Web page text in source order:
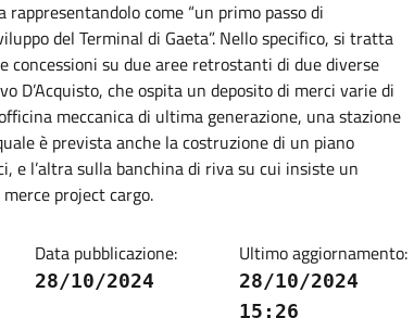
rappresentandolo come “un primo passo di
del Terminal di Gaeta”. Nello specifico, si tratta
concessioni su due aree retrostanti di due diverse
D’Acquisto, che ospita un deposito di merci varie di
meccanica di ultima generazione, una stazione
è prevista anche la costruzione di un piano
e l’altra sulla banchina di riva su cui insiste un
project cargo.
Data pubblicazione:
28/10/2024
Ultimo aggiornamento:
28/10/2024
15:26